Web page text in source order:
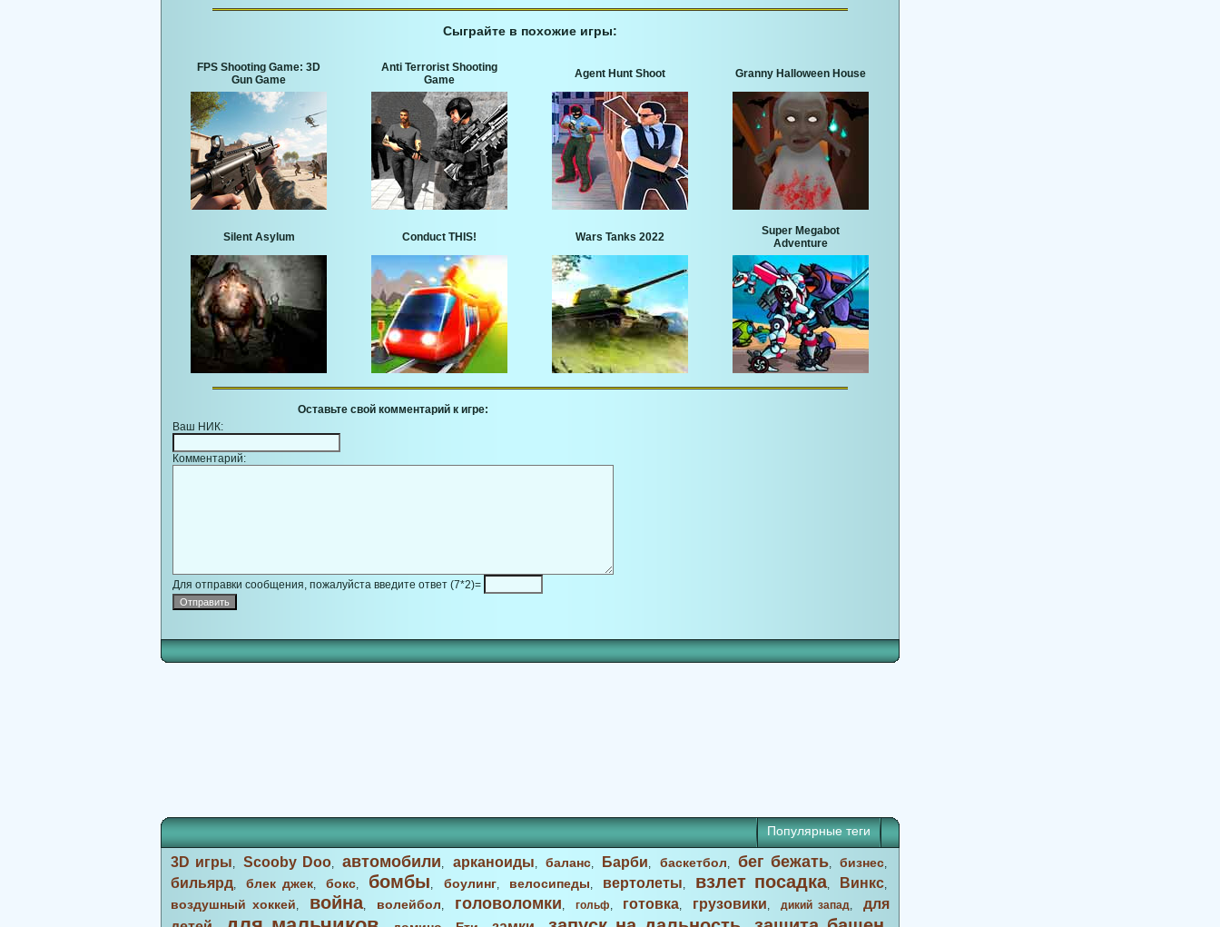
Сыграйте в похожие игры:
FPS Shooting Game: 3D
Gun Game
Anti Terrorist Shooting
Game
Agent Hunt Shoot Granny Halloween House
Silent Asylum Conduct THIS! Wars Tanks 2022
Super Megabot
Adventure
Оставьте свой комментарий к игре:
Ваш НИК:
Комментарий:
Для отправки сообщения, пожалуйста введите ответ (7*2)=
Популярные теги
3D игры,Scooby Doo,автомобили, арканоиды, баланс, Барби, баскетбол, бег бежать,бизнес,
бильярд,блек джек,бокс, бомбы, боулинг, велосипеды, вертолеты, взлет посадка, Винкс,
воздушный хоккей, война, волейбол, головоломки, гольф, готовка, грузовики,дикий запад,для